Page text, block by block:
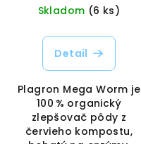
Skladom (6 ks)
Detail
Plagron Mega Worm je
100 % organický
zlepšovač pôdy z
červieho kompostu,